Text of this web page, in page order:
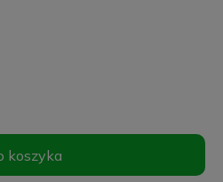
koszyka